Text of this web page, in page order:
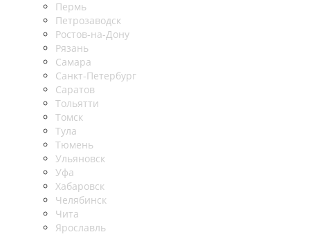
Пермь
Петрозаводск
Ростов-на-Дону
Рязань
Самара
Санкт-Петербург
Саратов
Тольятти
Томск
Тула
Тюмень
Ульяновск
Уфа
Хабаровск
Челябинск
Чита
Ярославль